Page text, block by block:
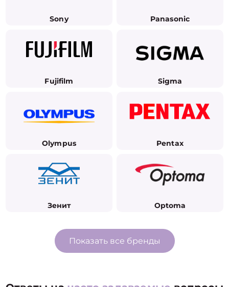
Sony Panasonic
Fujifilm Sigma
Olympus Pentax
Зенит Optoma
Показать все бренды